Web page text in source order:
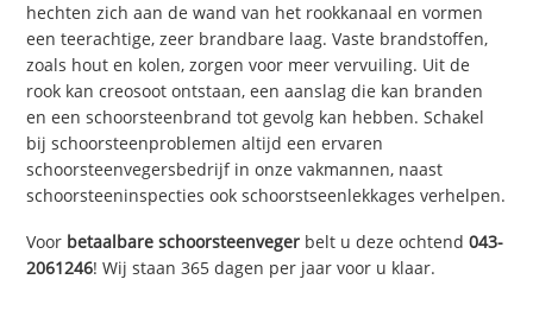
hechten zich aan de wand van het rookkanaal en vormen
een teerachtige, zeer brandbare laag. Vaste brandstoffen,
zoals hout en kolen, zorgen voor meer vervuiling. Uit de
rook kan creosoot ontstaan, een aanslag die kan branden
en een schoorsteenbrand tot gevolg kan hebben. Schakel
bij schoorsteenproblemen altijd een ervaren
schoorsteenvegersbedrijf in onze vakmannen, naast
schoorsteeninspecties ook schoorstseenlekkages verhelpen.
Voor betaalbare schoorsteenveger belt u deze ochtend043-
2061246! Wij staan 365 dagen per jaar voor u klaar.